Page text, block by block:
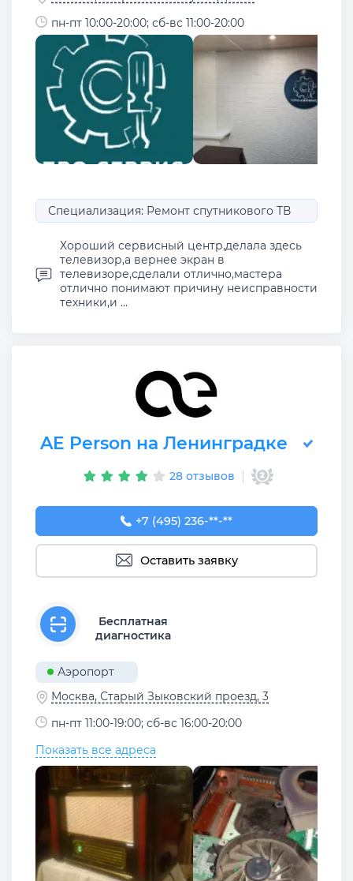
пн-пт 10:00-20:00; сб-вс 11:00-20:00
Специализация: Ремонт спутникового ТВ
Хороший сервисный центр,делала здесь
телевизор,а вернее экран в
телевизоре,сделали отлично,мастера
отлично понимают причину неисправности
техники,и ...
AE Person на Ленинградке
28 отзывов
+7 (495) 236-90-08
+7 (495) 236-**-**
Оставить заявку
Бесплатная
диагностика
Аэропорт
Москва, Старый Зыковский проезд, 3
пн-пт 11:00-19:00; сб-вс 16:00-20:00
Показать все адреса